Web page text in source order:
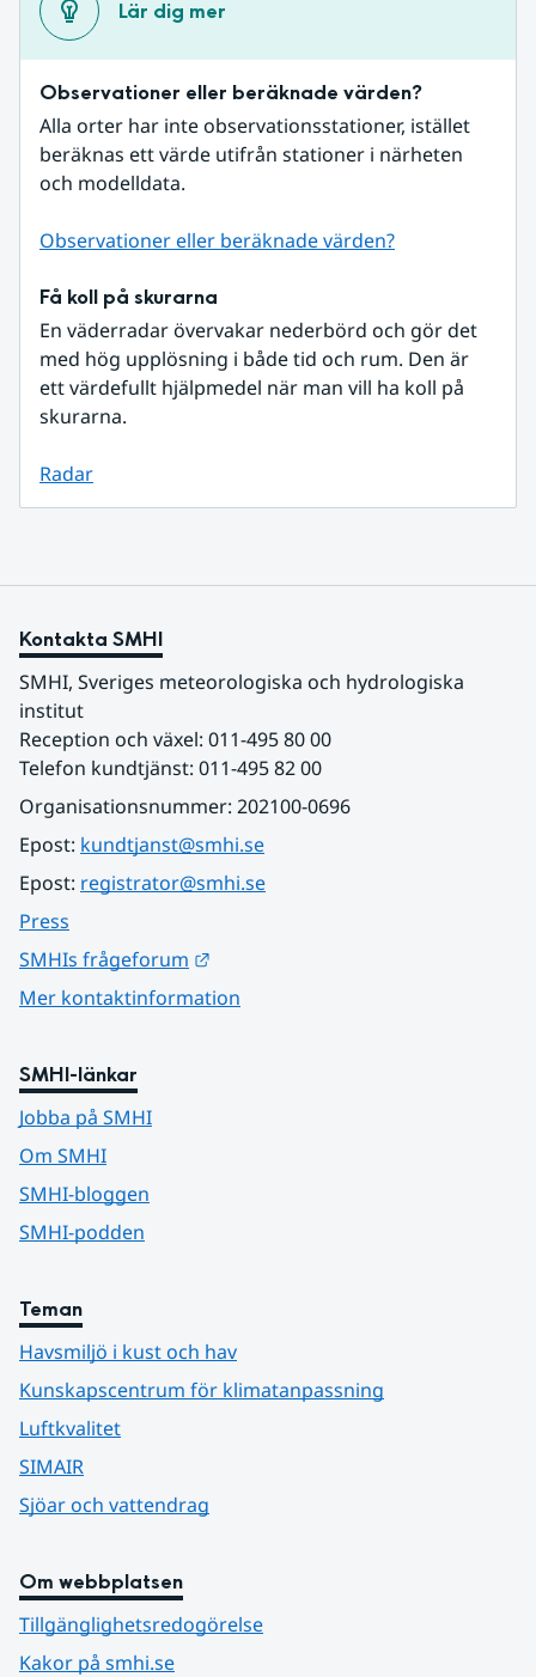
Lär dig mer
Observationer eller beräknade värden?
Alla orter har inte observationsstationer, istället
beräknas ett värde utifrån stationer i närheten
och modelldata.
Observationer eller beräknade värden?
Få koll på skurarna
En väderradar övervakar nederbörd och gör det
med hög upplösning i både tid och rum. Den är
ett värdefullt hjälpmedel när man vill ha koll på
skurarna.
Radar
Kontakta SMHI
SMHI, Sveriges meteorologiska och hydrologiska
institut
Reception och växel: 011-495 80 00
Telefon kundtjänst: 011-495 82 00
Organisationsnummer: 202100-0696
Epost: kundtjanst@smhi.se
Epost: registrator@smhi.se
Press
SMHIs frågeforum
Mer kontaktinformation
SMHI-länkar
Jobba på SMHI
Om SMHI
SMHI-bloggen
SMHI-podden
Teman
Havsmiljö i kust och hav
Kunskapscentrum för klimatanpassning
Luftkvalitet
SIMAIR
Sjöar och vattendrag
Om webbplatsen
Tillgänglighetsredogörelse
Kakor på smhi.se